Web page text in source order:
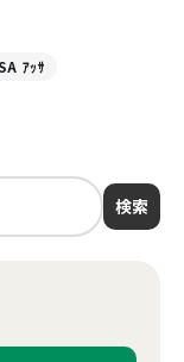
ｱｯｻ
検索